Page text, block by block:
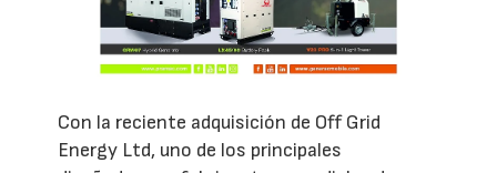
Con la reciente adquisición de Off Grid
Energy Ltd, uno de los principales